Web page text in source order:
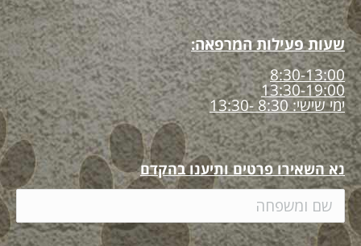
שעות פעילות המרפאה:
8:30-13:00
13:30-19:00
ימי שישי: 8:30 -13:30
נא השאירו פרטים ותיענו בהקדם